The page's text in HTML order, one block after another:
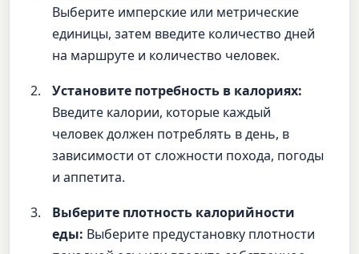
Выберите имперские или метрические
единицы, затем введите количество дней
на маршруте и количество человек.
Установите потребность в калориях:
Введите калории, которые каждый
человек должен потреблять в день, в
зависимости от сложности похода, погоды
и аппетита.
Выберите плотность калорийности
еды: Выберите предустановку плотности